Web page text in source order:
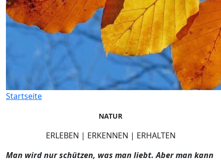
Startseite
NATUR
ERLEBEN | ERKENNEN | ERHALTEN
Man wird nur schützen, was man liebt. Aber man kann